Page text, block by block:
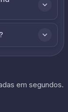
em segundos.